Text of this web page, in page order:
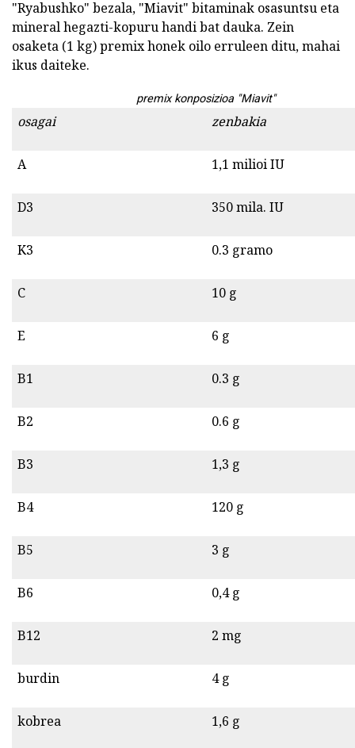
"Ryabushko" bezala, "Miavit" bitaminak osasuntsu eta
mineral hegazti-kopuru handi bat dauka. Zein
osaketa (1 kg) premix honek oilo erruleen ditu, mahai
ikus daiteke.
premix konposizioa "Miavit"
osagai zenbakia
A 1,1 milioi IU
D3 350 mila. IU
K3 0.3 gramo
C 10 g
E 6 g
B1 0.3 g
B2 0.6 g
B3 1,3 g
B4 120 g
B5 3 g
B6 0,4 g
B12 2 mg
burdin 4 g
kobrea 1,6 g